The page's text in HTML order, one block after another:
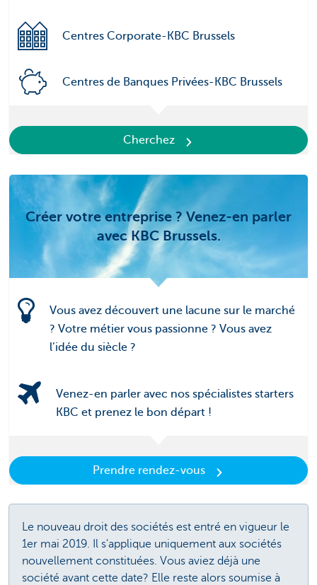
Centres Corporate-KBC Brussels
Centres de Banques Privées-KBC Brussels
Cherchez
Créer votre entreprise ? Venez-en parler
avec KBC Brussels.
Vous avez découvert une lacune sur le marché
? Votre métier vous passionne ? Vous avez
l’idée du siècle ?
Venez-en parler avec nos spécialistes starters
KBC et prenez le bon départ !
Prendre rendez-vous
Le nouveau droit des sociétés est entré en vigueur le
1er mai 2019. Il s'applique uniquement aux sociétés
nouvellement constituées. Vous aviez déjà une
société avant cette date? Elle reste alors soumise à